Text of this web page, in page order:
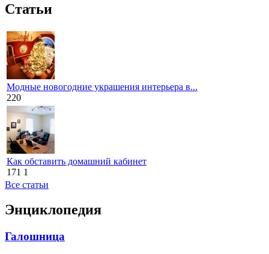
Статьи
Модные новогодние украшения интерьера в...
220
Как обставить домашний кабинет
171 1
Все статьи
Энциклопедия
Галошница